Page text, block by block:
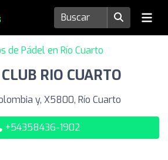
de Pádel en Río Cuarto
RIO CUARTO
y, X5800, Río Cuarto
+54358436-1902